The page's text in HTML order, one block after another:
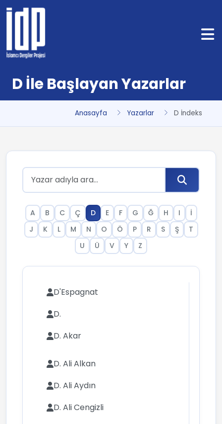
D İle Başlayan Yazarlar
Anasayfa Yazarlar D İndeks
A B C Ç D E F G Ğ H I
İ
J
K L M N O Ö P R S Ş
T
U
Ü V Y Z
D'Espagnat
D.
D. Akar
D. Ali Alkan
D. Ali Aydın
D. Ali Cengizli